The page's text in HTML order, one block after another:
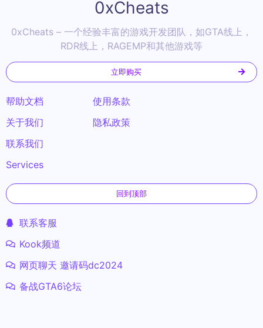
0xCheats
0xCheats – 一个经验丰富的游戏开发团队，如GTA线上，
RDR线上，RAGEMP和其他游戏等
立即购买
帮助文档
关于我们
联系我们
Services
使用条款
隐私政策
回到顶部
联系客服
Kook频道
网页聊天 邀请码dc2024
备战GTA6论坛